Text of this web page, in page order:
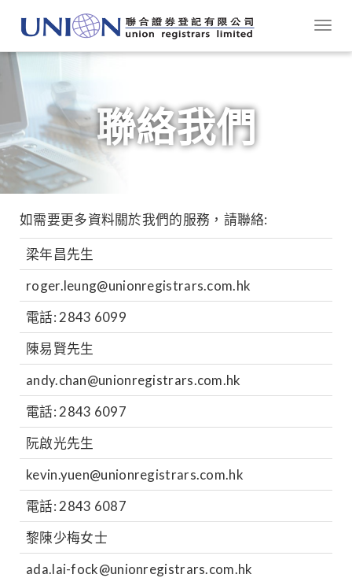
聯絡我們
如需要更多資料關於我們的服務，請聯絡:
梁年昌先生
roger.leung@unionregistrars.com.hk
電話: 2843 6099
陳易賢先生
andy.chan@unionregistrars.com.hk
電話: 2843 6097
阮啟光先生
kevin.yuen@unionregistrars.com.hk
電話: 2843 6087
黎陳少梅女士
ada.lai-fock@unionregistrars.com.hk